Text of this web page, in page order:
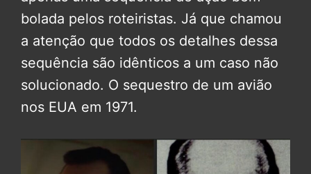
bolada pelos roteiristas. Já que chamou
a atenção que todos os detalhes dessa
sequência são idênticos a um caso não
solucionado. O sequestro de um avião
nos EUA em 1971.